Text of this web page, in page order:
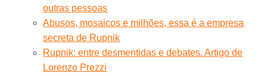
outras pessoas
Abusos, mosaicos e milhões, essa é a empresa
secreta de Rupnik
Rupnik: entre desmentidas e debates. Artigo de
Lorenzo Prezzi